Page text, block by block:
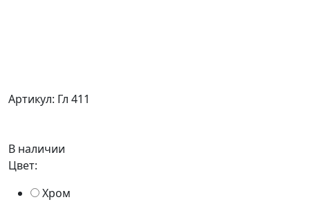
Артикул: Гл 411
В наличии
Цвет:
Хром